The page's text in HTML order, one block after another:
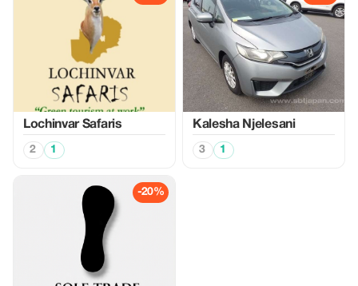
Lochinvar Safaris
2 1
Kalesha Njelesani
3 1
-20%